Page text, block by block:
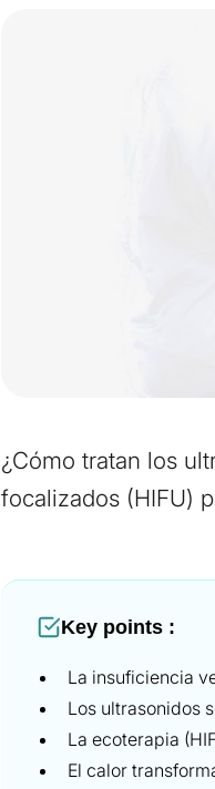
¿Cómo tratan los
focalizados (HIFU)
Key points :
La insuficiencia
Los ultrasonidos
La ecoterapia
El calor